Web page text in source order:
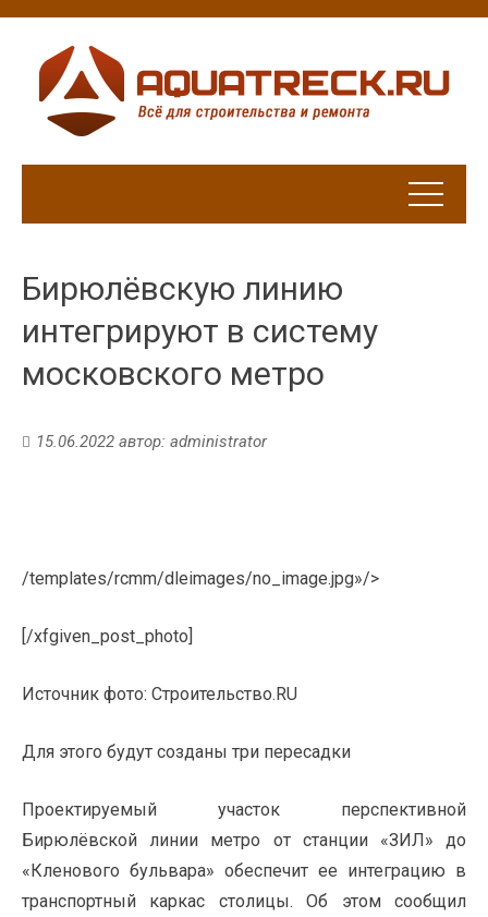
Бирюлёвскую линию
интегрируют в систему
московского метро
15.06.2022 автор: administrator
/templates/rcmm/dleimages/no_image.jpg»/>
[/xfgiven_post_photo]
Источник фото: Строительство.RU
Для этого будут созданы три пересадки
Проектируемый участок перспективной
Бирюлёвской линии метро от станции «ЗИЛ» до
«Кленового бульвара» обеспечит ее интеграцию в
транспортный каркас столицы. Об этом сообщил